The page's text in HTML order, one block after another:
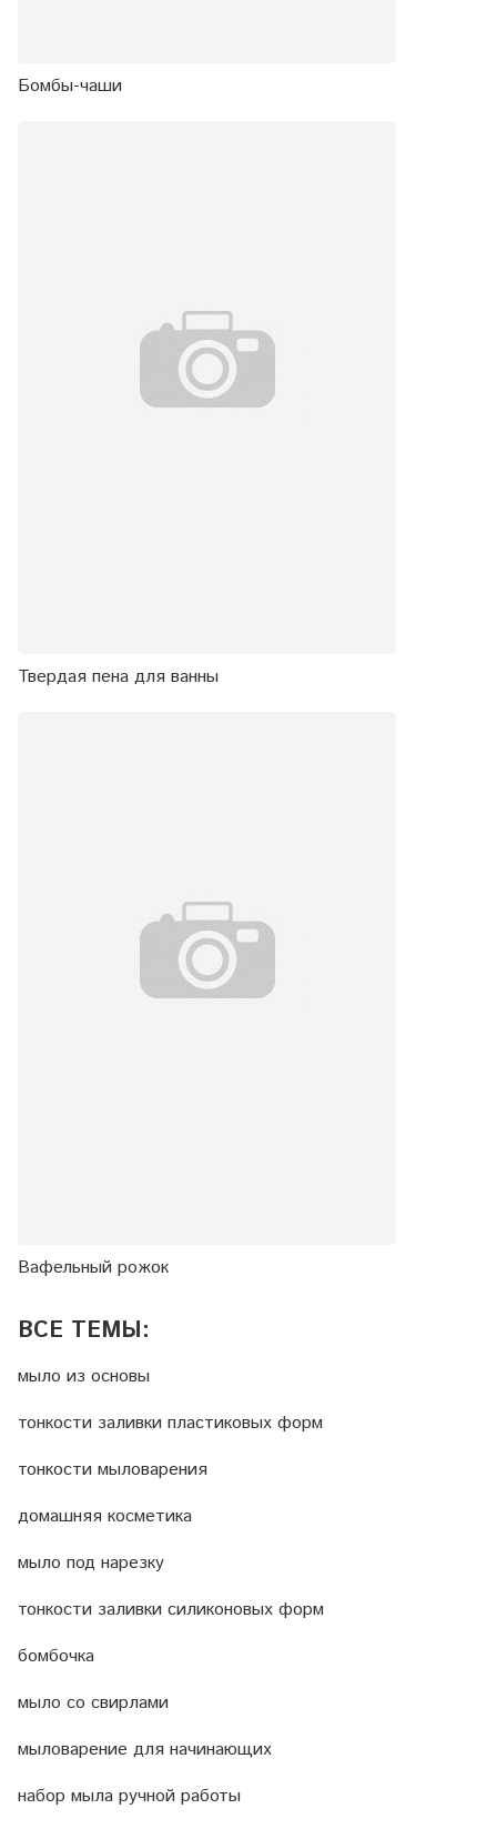
Бомбы-чаши
Твердая пена для ванны
Вафельный рожок
ВСЕ ТЕМЫ:
мыло из основы
тонкости заливки пластиковых форм
тонкости мыловарения
домашняя косметика
мыло под нарезку
тонкости заливки силиконовых форм
бомбочка
мыло со свирлами
мыловарение для начинающих
набор мыла ручной работы